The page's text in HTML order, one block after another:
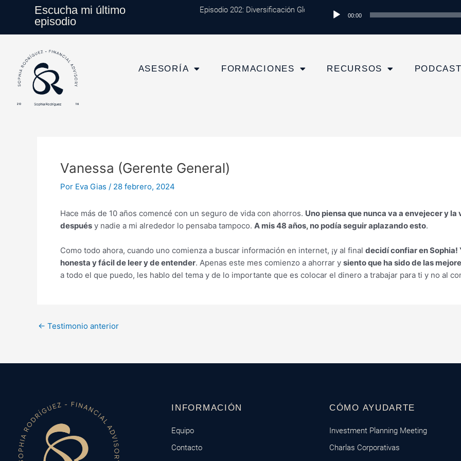
Escucha mi último
episodio
Episodio 202: Diversificación Global: Protege tu Dinero y Maximiza tus
Reproductor
audio
00:00
ASESORÍA FORMACIONES RECURSOS PODCAST
Vanessa (Gerente General)
Por Eva Gias / 28 febrero, 2024
Hace más de 10 años comencé con un seguro de vida con ahorros. Uno piensa que nunca va a envejecer y
después y nadie a mi alrededor lo pensaba tampoco. A mis 48 años, no podía seguir aplazando esto.
Como todo ahora, cuando uno comienza a buscar información en internet, ¡y al final decidí confiar en Sophia!
honesta y fácil de leer y de entender. Apenas este mes comienzo a ahorrar y siento que ha sido de las
a todo el que puedo, les hablo del tema y de lo importante que es colocar el dinero a trabajar para ti y no al
Navegación
de
entradas
← Testimonio anterior
INFORMACIÓN
Equipo
Contacto
CÓMO AYUDARTE
Investment Planning Meeting
Charlas Corporativas